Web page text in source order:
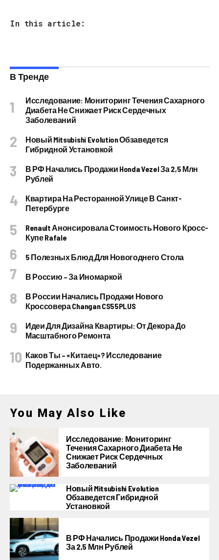
In this article:
В Тренде
Исследование: Мониторинг Течения Сахарного
Диабета Не Снижает Риск Сердечных
Заболеваний
Новый Mitsubishi Evolution Обзаведется
Гибридной Установкой
В РФ Начались Продажи Honda Vezel За 2,5 Млн
Рублей
Квартира На Ресторанной Улице В Санкт-
Петербурге
Renault Анонсировала Стоимость Нового Кросс-
Купе Rafale
5 Полезных Блюд Для Новогоднего Стола
В Россию – За Иномаркой
В России Начались Продажи Нового
Кроссовера Changan CS55PLUS
Идеи Для Дизайна Квартиры: От Декора До
Масштабного Ремонта
Каков Ты – «китаец»? Исследование
Подержанных Авто.
You May Also Like
Исследование: Мониторинг
Течения Сахарного Диабета Не
Снижает Риск Сердечных
Заболеваний
Новый Mitsubishi Evolution
Обзаведется Гибридной
Установкой
В РФ Начались Продажи Honda Vezel
За 2,5 Млн Рублей